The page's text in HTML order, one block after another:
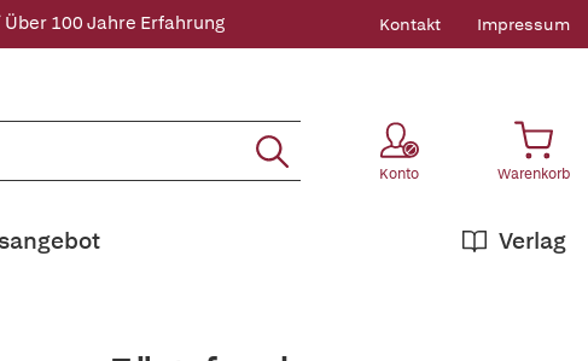
Über 100 Jahre Erfahrung Kontakt Impressum
Konto Warenkorb
Verlag